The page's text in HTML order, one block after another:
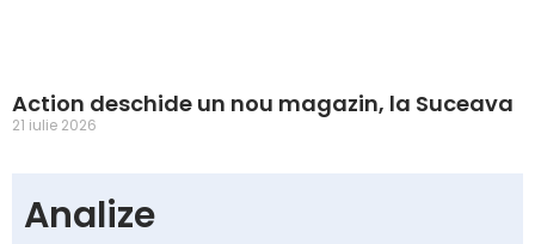
Action deschide un nou magazin, la Suceava
21 iulie 2026
Analize